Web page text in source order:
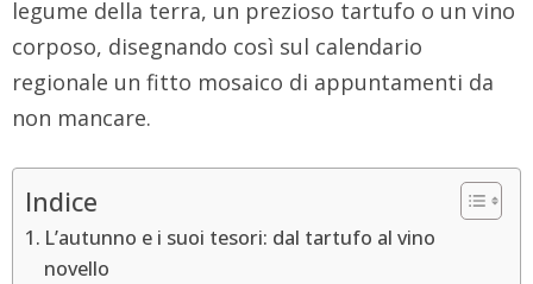
legume della terra, un prezioso tartufo o un vino
corposo, disegnando così sul calendario
regionale un fitto mosaico di appuntamenti da
non mancare.
Indice
L’autunno e i suoi tesori: dal tartufo al vino
novello